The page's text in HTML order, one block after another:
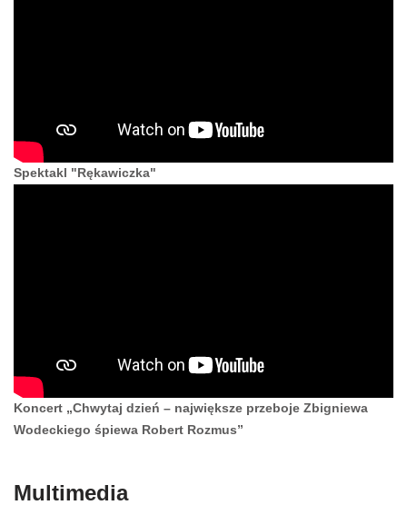
Spektakl "Rękawiczka"
Koncert „Chwytaj dzień – największe przeboje Zbigniewa
Wodeckiego śpiewa Robert Rozmus”
Multimedia